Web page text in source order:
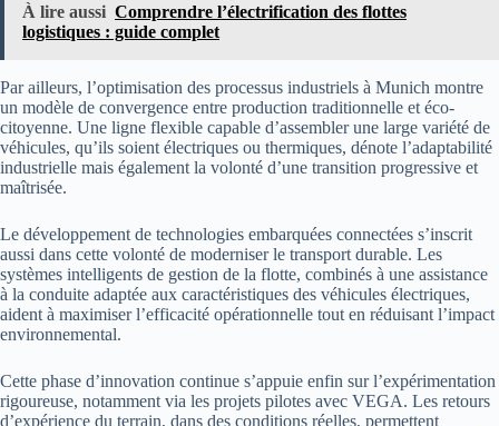
À lire aussi Comprendre l’électrification des flottes
logistiques : guide complet
Par ailleurs, l’optimisation des processus industriels à Munich montre
un modèle de convergence entre production traditionnelle et éco-
citoyenne. Une ligne flexible capable d’assembler une large variété de
véhicules, qu’ils soient électriques ou thermiques, dénote l’adaptabilité
industrielle mais également la volonté d’une transition progressive et
maîtrisée.
Le développement de technologies embarquées connectées s’inscrit
aussi dans cette volonté de moderniser le transport durable. Les
systèmes intelligents de gestion de la flotte, combinés à une assistance
à la conduite adaptée aux caractéristiques des véhicules électriques,
aident à maximiser l’efficacité opérationnelle tout en réduisant l’impact
environnemental.
Cette phase d’innovation continue s’appuie enfin sur l’expérimentation
rigoureuse, notamment via les projets pilotes avec VEGA. Les retours
d’expérience du terrain, dans des conditions réelles, permettent